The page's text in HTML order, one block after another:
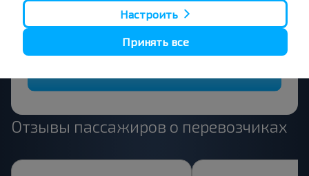
Отзывы пассажиров о перевозчиках
Настроить
Принять все